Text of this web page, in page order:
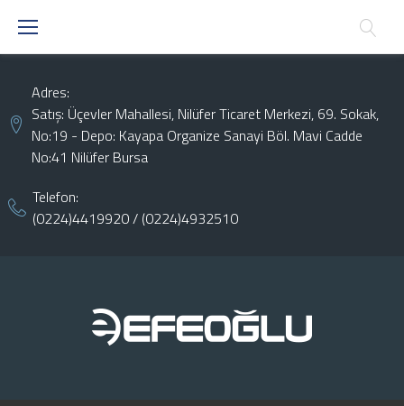
Skip
Adres:
Satış: Üçevler Mahallesi, Nilüfer Ticaret Merkezi, 69. Sokak,
No:19 - Depo: Kayapa Organize Sanayi Böl. Mavi Cadde
No:41 Nilüfer Bursa
Telefon:
(0224)4419920/ (0224)4932510